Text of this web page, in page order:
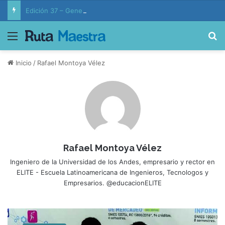
Menú
Inicio / Rafael Montoya Vélez
Rafael Montoya Vélez
Ingeniero de la Universidad de los Andes, empresario y rector en
ELITE - Escuela Latinoamericana de Ingenieros, Tecnologos y
Empresarios. @educacionELITE
E